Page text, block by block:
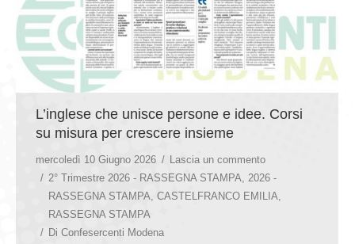
L’inglese che unisce persone e idee. Corsi
su misura per crescere insieme
mercoledì 10 Giugno 2026
Lascia un commento
2° Trimestre 2026 - RASSEGNA STAMPA
2026 -
RASSEGNA STAMPA CASTELFRANCO EMILIA
RASSEGNA STAMPA
Di Confesercenti Modena